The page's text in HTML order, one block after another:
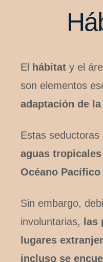
El hábitat y el
son elementos
adaptación de
Estas
aguas
Océano
Sin embargo,
involuntarias, las
lugares
incluso se